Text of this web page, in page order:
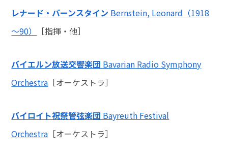
レナード・バーンスタイン Bernstein, Leonard（1918
～90）
［指揮・他］
バイエルン放送交響楽団 Bavarian Radio Symphony
Orchestra ［オーケストラ］
バイロイト祝祭管弦楽団 Bayreuth Festival
Orchestra ［オーケストラ］